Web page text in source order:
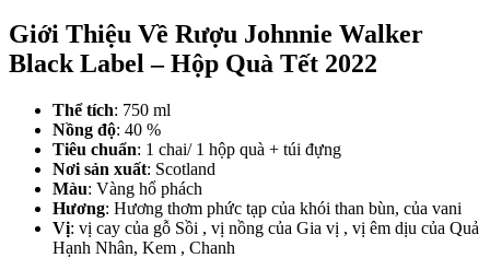
Giới Thiệu Về Rượu Johnnie Walker
Black Label – Hộp Quà Tết 2022
Thể tích: 750 ml
Nồng độ: 40 %
Tiêu chuẩn: 1 chai/ 1 hộp quà + túi đựng
Nơi sản xuất: Scotland
Màu: Vàng hổ phách
Hương: Hương thơm phức tạp của khói than bùn, của vani
Vị: vị cay của gỗ Sồi , vị nồng của Gia vị , vị êm dịu của Quả
Hạnh Nhân, Kem , Chanh